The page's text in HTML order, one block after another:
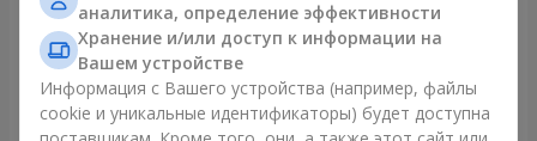
Букет "Королеве сердца"
2 999 грн
Микс "Планета роз" из 51
7 764 грн
аналитика, определение эффективности
Хранение и/или доступ к информации на
Вашем устройстве
Информация с Вашего устройства (например, файлы
cookie и уникальные идентификаторы) будет доступна